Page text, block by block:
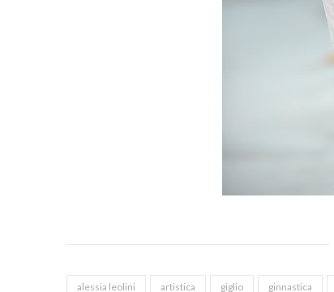
alessia leolini artistica giglio ginnastica